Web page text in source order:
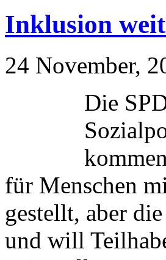
Inklusion
24 November,
Die
für Menschen
gestellt, aber
und will